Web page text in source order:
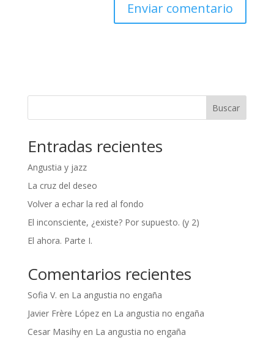
Buscar
Entradas recientes
Angustia y jazz
La cruz del deseo
Volver a echar la red al fondo
El inconsciente, ¿existe? Por supuesto. (y 2)
El ahora. Parte I.
Comentarios recientes
Sofia V. en La angustia no engaña
Javier Frère Lópezen La angustia no engaña
Cesar Masihyen La angustia no engaña